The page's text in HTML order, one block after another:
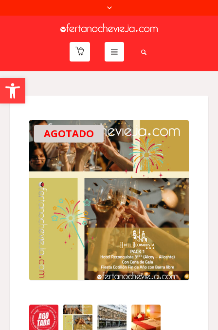
Abrir barra de herramientas
AGOTADO